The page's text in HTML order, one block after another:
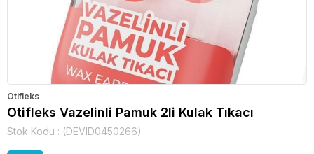
Otifleks
Otifleks Vazelinli Pamuk 2li Kulak Tıkacı
Stok Kodu (DEVID0450266)